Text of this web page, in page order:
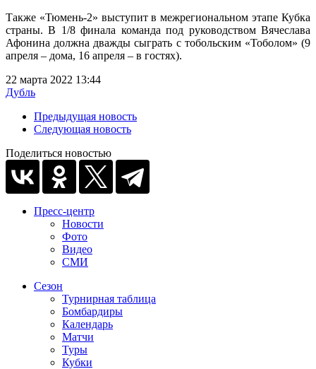
Также «Тюмень-2» выступит в межрегиональном этапе Кубка
страны. В 1/8 финала команда под руководством Вячеслава
Афонина должна дважды сыграть с тобольским «Тоболом» (9
апреля – дома, 16 апреля – в гостях).
22 марта 2022 13:44
Дубль
Предыдущая новость
Следующая новость
Поделиться новостью
Пресс-центр
Новости
Фото
Видео
СМИ
Сезон
Турнирная таблица
Бомбардиры
Календарь
Матчи
Туры
Кубки